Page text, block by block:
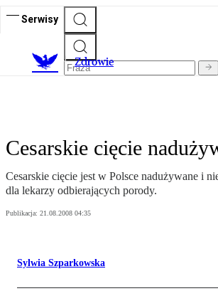
Serwisy
Zdrowie
Cesarskie cięcie
Cesarskie cięcie jest w Polsce nadużywane i
dla lekarzy odbierających porody.
Publikacja: 21.08.2008 04:35
Sylwia Szparkowska